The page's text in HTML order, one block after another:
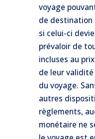
voyage
de destination
si celui-ci
prévaloir de
incluses au
de leur
du voyage.
autres
règlements,
monétaire ne